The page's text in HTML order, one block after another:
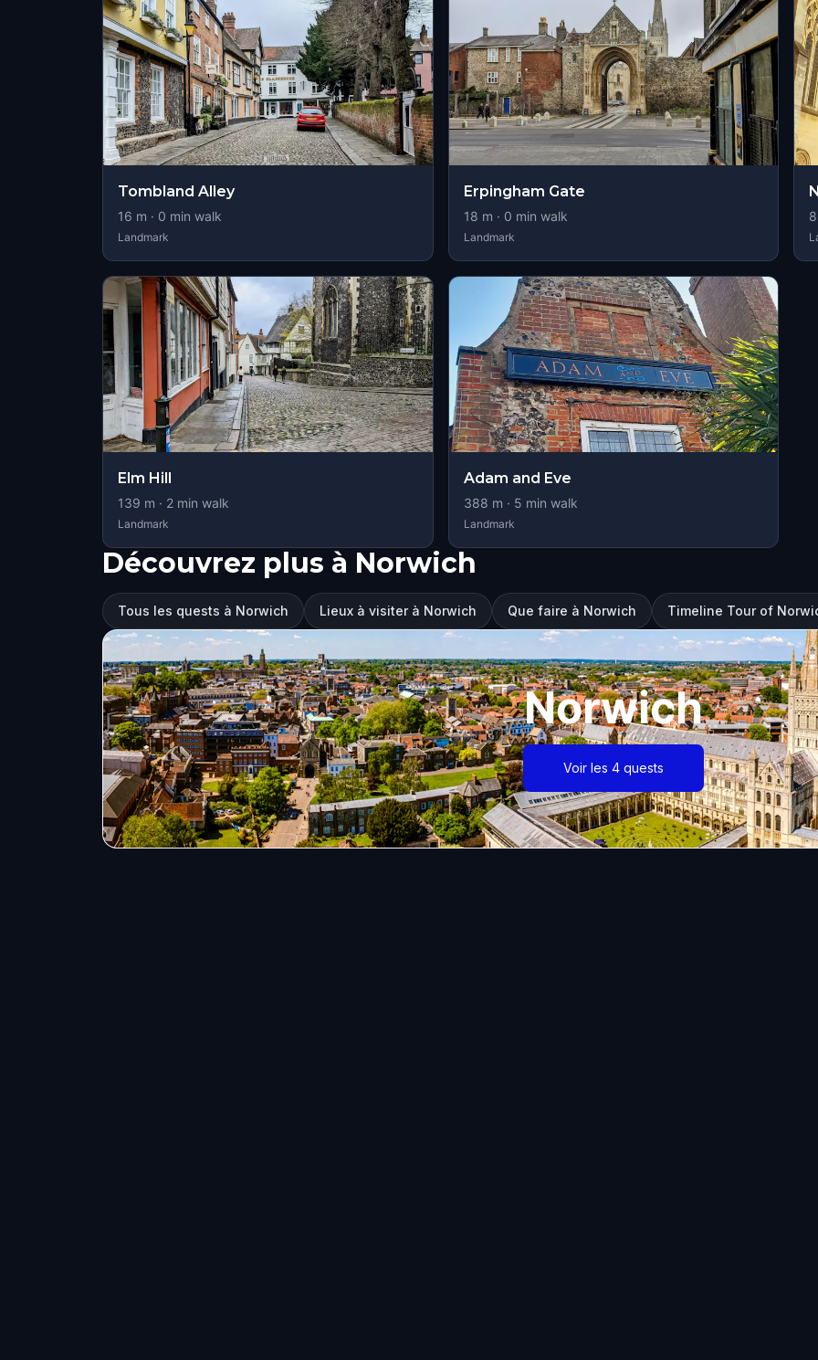
Tombland Alley
16 m · 0 min walk
Landmark
Erpingham Gate
18 m · 0 min walk
Landmark
Elm Hill
139 m · 2 min walk
Landmark
Adam and Eve
388 m · 5 min walk
Landmark
Découvrez plus à Norwich
Tous les quests à Norwich Lieux à visiter à Norwich Que faire à Norwich Timeline Tour of
Norwich
Voir les 4 quests